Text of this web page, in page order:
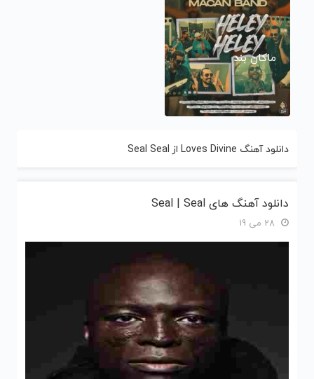
ماکان بند
دانلود آهنگ Loves Divine از Seal Seal
دانلود آهنگ های Seal | Seal